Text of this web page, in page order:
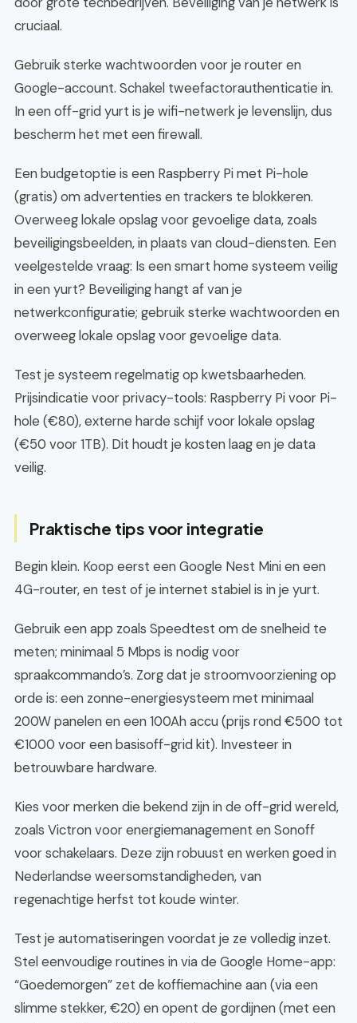
cruciaal.
Gebruik sterke wachtwoorden voor je router en
Google-account. Schakel tweefactorauthenticatie in.
In een off-grid yurt is je wifi-netwerk je levenslijn, dus
bescherm het met een firewall.
Een budgetoptie is een Raspberry Pi met Pi-hole
(gratis) om advertenties en trackers te blokkeren.
Overweeg lokale opslag voor gevoelige data, zoals
beveiligingsbeelden, in plaats van cloud-diensten. Een
veelgestelde vraag: Is een smart home systeem veilig
in een yurt? Beveiliging hangt af van je
netwerkconfiguratie; gebruik sterke wachtwoorden en
overweeg lokale opslag voor gevoelige data.
Test je systeem regelmatig op kwetsbaarheden.
Prijsindicatie voor privacy-tools: Raspberry Pi voor Pi-
hole (€80), externe harde schijf voor lokale opslag
(€50 voor 1TB). Dit houdt je kosten laag en je data
veilig.
Praktische tips voor integratie
Begin klein. Koop eerst een Google Nest Mini en een
4G-router, en test of je internet stabiel is in je yurt.
Gebruik een app zoals Speedtest om de snelheid te
meten; minimaal 5 Mbps is nodig voor
spraakcommando’s. Zorg dat je stroomvoorziening op
orde is: een zonne-energiesysteem met minimaal
200W panelen en een 100Ah accu (prijs rond €500 tot
€1000 voor een basisoff-grid kit). Investeer in
betrouwbare hardware.
Kies voor merken die bekend zijn in de off-grid wereld,
zoals Victron voor energiemanagement en Sonoff
voor schakelaars. Deze zijn robuust en werken goed in
Nederlandse weersomstandigheden, van
regenachtige herfst tot koude winter.
Test je automatiseringen voordat je ze volledig inzet.
Stel eenvoudige routines in via de Google Home-app:
“Goedemorgen” zet de koffiemachine aan (via een
slimme stekker, €20) en opent de gordijnen (met een